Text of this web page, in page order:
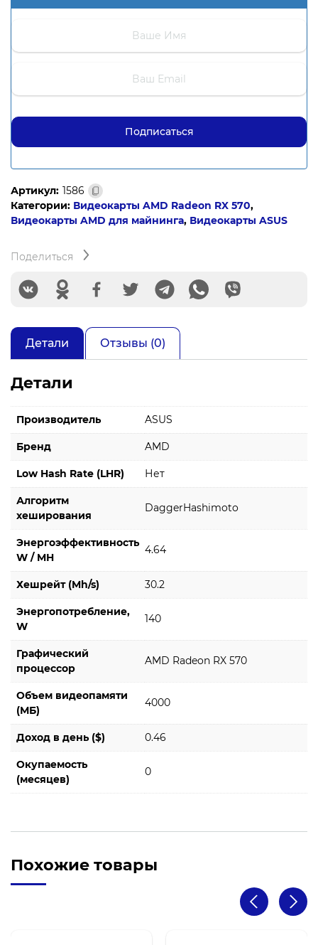
Артикул: 1586
Категории: Видеокарты AMD Radeon RX 570,
Видеокарты AMD для майнинга, Видеокарты ASUS
Поделиться
Детали Отзывы (0)
Детали
Производитель ASUS
Бренд AMD
Low Hash Rate (LHR) Нет
Алгоритм
хеширования
DaggerHashimoto
Энергоэффективность
W / MH
4.64
Хешрейт (Mh/s) 30.2
Энергопотребление,
W
140
Графический
процессор
AMD Radeon RX 570
Объем видеопамяти
(МБ)
4000
Доход в день ($) 0.46
Окупаемость
(месяцев)
0
Похожие товары